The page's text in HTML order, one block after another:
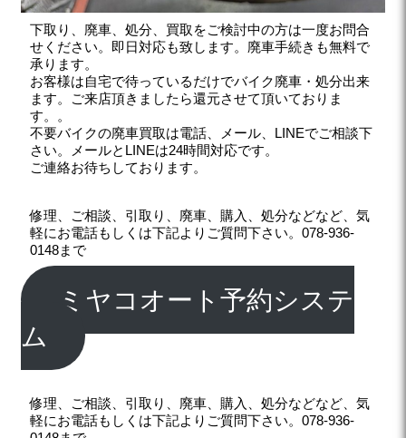
下取り、廃車、処分、買取をご検討中の方は一度お問合
せください。即日対応も致します。廃車手続きも無料で
承ります。
お客様は自宅で待っているだけでバイク廃車・処分出来
ます。ご来店頂きましたら還元させて頂いておりま
す。。
不要バイクの廃車買取は電話、メール、LINEでご相談下
さい。メールとLINEは24時間対応です。
ご連絡お待ちしております。
修理、ご相談、引取り、廃車、購入、処分などなど、気
軽にお電話もしくは下記よりご質問下さい。078-936-
0148まで
ミヤコオート予約システ
ム
修理、ご相談、引取り、廃車、購入、処分などなど、気
軽にお電話もしくは下記よりご質問下さい。078-936-